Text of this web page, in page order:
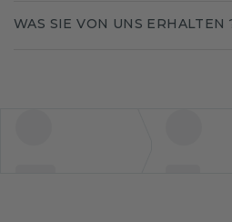
WAS SIE VON UNS ERHALTEN